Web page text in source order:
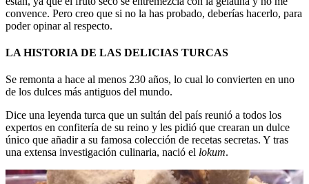
convence. Pero creo que si no la has probado, deberías hacerlo, para
poder opinar al respecto.
LA HISTORIA DE LAS DELICIAS TURCAS
Se remonta a hace al menos 230 años, lo cual lo convierten en uno
de los dulces más antiguos del mundo.
Dice una leyenda turca que un sultán del país reunió a todos los
expertos en confitería de su reino y les pidió que crearan un dulce
único que añadir a su famosa colección de recetas secretas. Y tras
una extensa investigación culinaria, nació el lokum.